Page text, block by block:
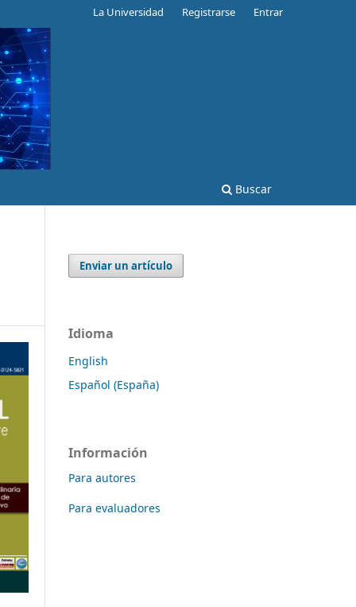
Buscar
La Universidad Registrarse Entrar
Enviar un artículo
Idioma
English
Español (España)
Información
Para autores
Para evaluadores